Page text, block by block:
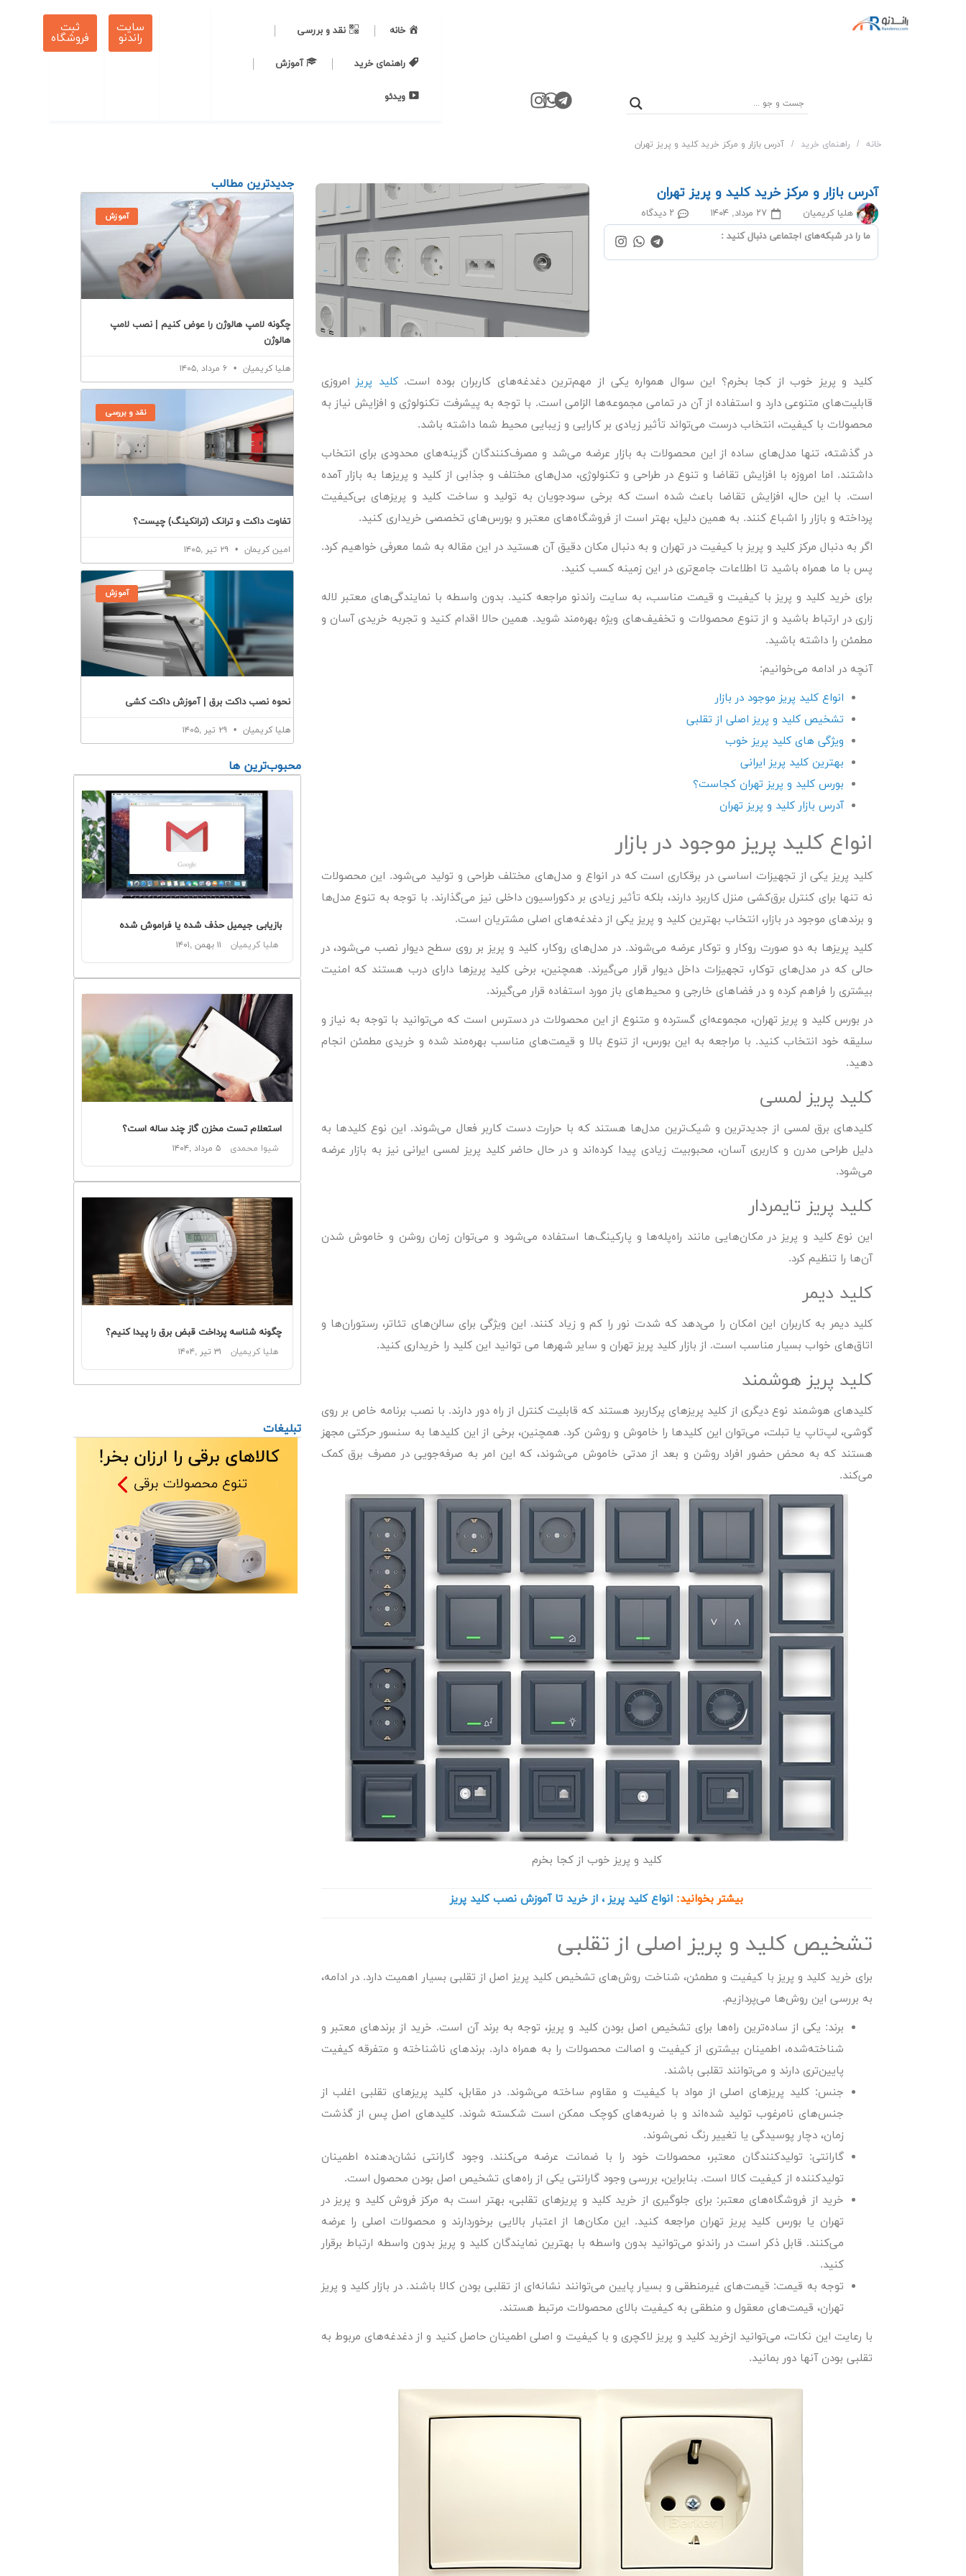
خانه نقد و بررسی
راهنمای خرید آموزش
ویدئو
سایت
راندنو
ثبت
فروشگاه
خانه / راهنمای خرید / آدرس بازار و مرکز خرید کلید و پریز تهران
جدیدترین مطالب
آموزش
چگونه لامپ هالوژن را عوض کنیم | نصب لامپ
هالوژن
هلیا کریمیان ۶ مرداد ,۱۴۰۵
نقد و بررسی
تفاوت داکت و ترانک (ترانکینگ) چیست؟
امین کریمان
آموزش
نحوه نصب داکت برق | آموزش داکت کشی
هلیا کریمیان
محبوب‌ترین ها
بازیابی جیمیل حذف شده یا فراموش شده
هلیا کریمیان ۱۱ بهمن ,۱۴۰۱
استعلام تست مخزن گاز چند ساله است؟
شیوا محمدی ۵ مرداد ,۱۴۰۴
چگونه شناسه پرداخت قبض برق را پیدا کنیم؟
هلیا کریمیان ۳۱ تیر ,۱۴۰۴
تبلیغات
آدرس بازار و مرکز خرید کلید و پریز تهران
هلیا کریمیان ۲۷ مرداد, ۱۴۰۴
۲ دیدگاه
ما را در شبکه‌‌های اجتماعی دنبال کنید :
کلید و پریز خوب از کجا بخرم؟ این سوال همواره یکی از مهم‌ترین دغدغه‌های کاربران بوده است.کلید پریز امروزی
قابلیت‌های متنوعی دارد و استفاده از آن در تمامی مجموعه‌ها الزامی است. با توجه به پیشرفت تکنولوژی و افزایش نیاز به
محصولات با کیفیت، انتخاب درست می‌تواند تأثیر زیادی بر کارایی و زیبایی محیط شما داشته باشد.
در گذشته، تنها مدل‌های ساده از این محصولات به بازار عرضه می‌شد و مصرف‌کنندگان گزینه‌های محدودی برای انتخاب
داشتند. اما امروزه با افزایش تقاضا و تنوع در طراحی و تکنولوژی، مدل‌های مختلف و جذابی از کلید و پریزها به بازار آمده
است. با این حال، افزایش تقاضا باعث شده است که برخی سودجویان به تولید و ساخت کلید و پریزهای بی‌کیفیت
پرداخته و بازار را اشباع کنند. به همین دلیل، بهتر است از فروشگاه‌های معتبر و بورس‌های تخصصی خریداری کنید.
اگر به دنبال مرکز کلید و پریز با کیفیت در تهران و به دنبال مکان دقیق آن هستید در این مقاله به شما معرفی خواهیم کرد.
پس با ما همراه باشید تا اطلاعات جامع‌تری در این زمینه کسب کنید.
برای خرید کلید و پریز با کیفیت و قیمت مناسب، به سایت راندنو مراجعه کنید. بدون واسطه با نمایندگی‌های معتبر لاله‌
زاری در ارتباط باشید و از تنوع محصولات و تخفیف‌های ویژه بهره‌مند شوید. همین حالا اقدام کنید و تجربه خریدی آسان و
مطمئن را داشته باشید.
آنچه در ادامه می‌خوانیم:
انواع کلید پریز موجود در بازار
تشخیص کلید و پریز اصلی از تقلبی
ویژگی های کلید پریز خوب
بهترین کلید پریز ایرانی
بورس کلید و پریز تهران کجاست؟
آدرس بازار کلید و پریز تهران
انواع کلید پریز موجود در بازار
کلید پریز یکی از تجهیزات اساسی در برقکاری است که در انواع و مدل‌های مختلف طراحی و تولید می‌شود. این محصولات
نه تنها برای کنترل برق‌کشی منزل کاربرد دارند، بلکه تأثیر زیادی بر دکوراسیون داخلی نیز می‌گذارند. با توجه به تنوع مدل‌ها
و برندهای موجود در بازار، انتخاب بهترین کلید و پریز یکی از دغدغه‌های اصلی مشتریان است.
کلید پریزها به دو صورت روکار و توکار عرضه می‌شوند. در مدل‌های روکار، کلید و پریز بر روی سطح دیوار نصب می‌شود، در
حالی که در مدل‌های توکار، تجهیزات داخل دیوار قرار می‌گیرند. همچنین، برخی کلید پریزها دارای درب هستند که امنیت
بیشتری را فراهم کرده و در فضاهای خارجی و محیط‌های باز مورد استفاده قرار می‌گیرند.
در بورس کلید و پریز تهران، مجموعه‌ای گسترده و متنوع از این محصولات در دسترس است که می‌توانید با توجه به نیاز و
سلیقه خود انتخاب کنید. با مراجعه به این بورس، از تنوع بالا و قیمت‌های مناسب بهره‌مند شده و خریدی مطمئن انجام
دهید.
کلید پریز لمسی
کلیدهای برق لمسی از جدیدترین و شیک‌ترین مدل‌ها هستند که با حرارت دست کاربر فعال می‌شوند. این نوع کلیدها به
دلیل طراحی مدرن و کاربری آسان، محبوبیت زیادی پیدا کرده‌اند و در حال حاضر کلید پریز لمسی ایرانی نیز به بازار عرضه
می‌شود.
کلید پریز تایمردار
این نوع کلید و پریز در مکان‌هایی مانند راه‌پله‌ها و پارکینگ‌ها استفاده می‌شود و می‌توان زمان روشن و خاموش شدن
آن‌ها را تنظیم کرد.
کلید دیمر
کلید دیمر به کاربران این امکان را می‌دهد که شدت نور را کم و زیاد کنند. این ویژگی برای سالن‌های تئاتر، رستوران‌ها و
اتاق‌های خواب بسیار مناسب است. از بازار کلید پریز تهران و سایر شهرها می توانید این کلید را خریداری کنید.
کلید پریز هوشمند
کلیدهای هوشمند نوع دیگری از کلید پریزهای پرکاربرد هستند که قابلیت کنترل از راه دور دارند. با نصب برنامه خاص بر روی
گوشی، لپ‌تاپ یا تبلت، می‌توان این کلیدها را خاموش و روشن کرد. همچنین، برخی از این کلیدها به سنسور حرکتی مجهز
هستند که به محض حضور افراد روشن و بعد از مدتی خاموش می‌شوند، که این امر به صرفه‌جویی در مصرف برق کمک
می‌کند.
کلید و پریز خوب از کجا بخرم
بیشتر بخوانید: انواع کلید پریز ، از خرید تا آموزش نصب کلید پریز
تشخیص کلید و پریز اصلی از تقلبی
برای خرید کلید و پریز با کیفیت و مطمئن، شناخت روش‌های تشخیص کلید پریز اصل از تقلبی بسیار اهمیت دارد. در ادامه،
به بررسی این روش‌ها می‌پردازیم.
برند: یکی از ساده‌ترین راه‌ها برای تشخیص اصل بودن کلید و پریز، توجه به برند آن است. خرید از برندهای معتبر و
شناخته‌شده، اطمینان بیشتری از کیفیت و اصالت محصولات را به همراه دارد. برندهای ناشناخته و متفرقه کیفیت
پایین‌تری دارند و می‌توانند تقلبی باشند.
جنس: کلید پریزهای اصلی از مواد با کیفیت و مقاوم ساخته می‌شوند. در مقابل، کلید پریزهای تقلبی اغلب از
جنس‌های نامرغوب تولید شده‌اند و با ضربه‌های کوچک ممکن است شکسته شوند. کلیدهای اصل پس از گذشت
زمان، دچار پوسیدگی یا تغییر رنگ نمی‌شوند.
گارانتی: تولیدکنندگان معتبر، محصولات خود را با ضمانت عرضه می‌کنند. وجود گارانتی نشان‌دهنده اطمینان
تولیدکننده از کیفیت کالا است. بنابراین، بررسی وجود گارانتی یکی از راه‌های تشخیص اصل بودن محصول است.
خرید از فروشگاه‌های معتبر: برای جلوگیری از خرید کلید و پریزهای تقلبی، بهتر است به مرکز فروش کلید و پریز در
تهران یا بورس کلید پریز تهران مراجعه کنید. این مکان‌ها از اعتبار بالایی برخوردارند و محصولات اصلی را عرضه
می‌کنند. قابل ذکر است در راندنو می‌توانید بدون واسطه با بهترین نمایندگان کلید و پریز بدون واسطه ارتباط برقرار
کنید.
توجه به قیمت: قیمت‌های غیرمنطقی و بسیار پایین می‌توانند نشانه‌ای از تقلبی بودن کالا باشند. در بازار کلید و پریز
تهران، قیمت‌های معقول و منطقی به کیفیت بالای محصولات مرتبط هستند.
با رعایت این نکات، می‌توانید ازخرید کلید و پریز لاکچریو با کیفیت و اصلی اطمینان حاصل کنید و از دغدغه‌های مربوط به
تقلبی بودن آنها دور بمانید.